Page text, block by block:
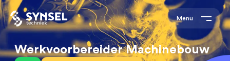
Menu
Werkvoorbereider Machinebouw